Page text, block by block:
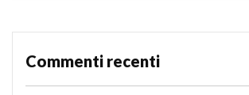
Commenti recenti